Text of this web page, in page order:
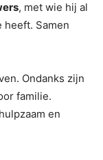
, met wie hij al
Samen
Ondanks zijn
familie.
en